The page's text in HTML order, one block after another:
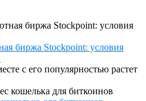
биржа Stockpoint: условия
с его популярностью растет